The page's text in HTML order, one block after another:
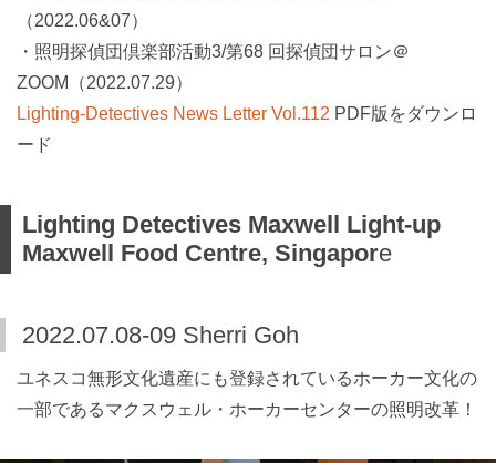
（2022.06&07）
・照明探偵団倶楽部活動3/第68 回探偵団サロン＠
ZOOM（2022.07.29）
Lighting-Detectives News Letter Vol.112 PDF版をダウンロ
ード
Lighting Detectives Maxwell Light-up
Maxwell Food Centre, Singapore
2022.07.08-09 Sherri Goh
ユネスコ無形文化遺産にも登録されているホーカー文化の
一部であるマクスウェル・ホーカーセンターの照明改革！